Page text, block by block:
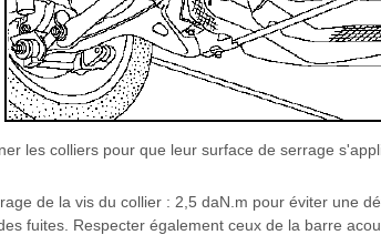
les colliers pour que leur surface de serrage
de la vis du collier : 2,5 daN.m pour éviter une
fuites. Respecter également ceux de la barre